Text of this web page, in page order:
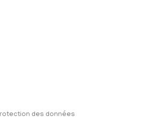
des données